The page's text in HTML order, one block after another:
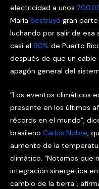
electricidad a unos
María destruyó gran
luchando por salir de esa
casi el 90% de Puerto
después de que un
apagón general del
“Los eventos climáticos
presente en los últimos
récords en el mundo”,
brasileño Carlos Nobre,
aumento de la
climático. “Notamos que
integración sinergética
cambio de la tierra”,